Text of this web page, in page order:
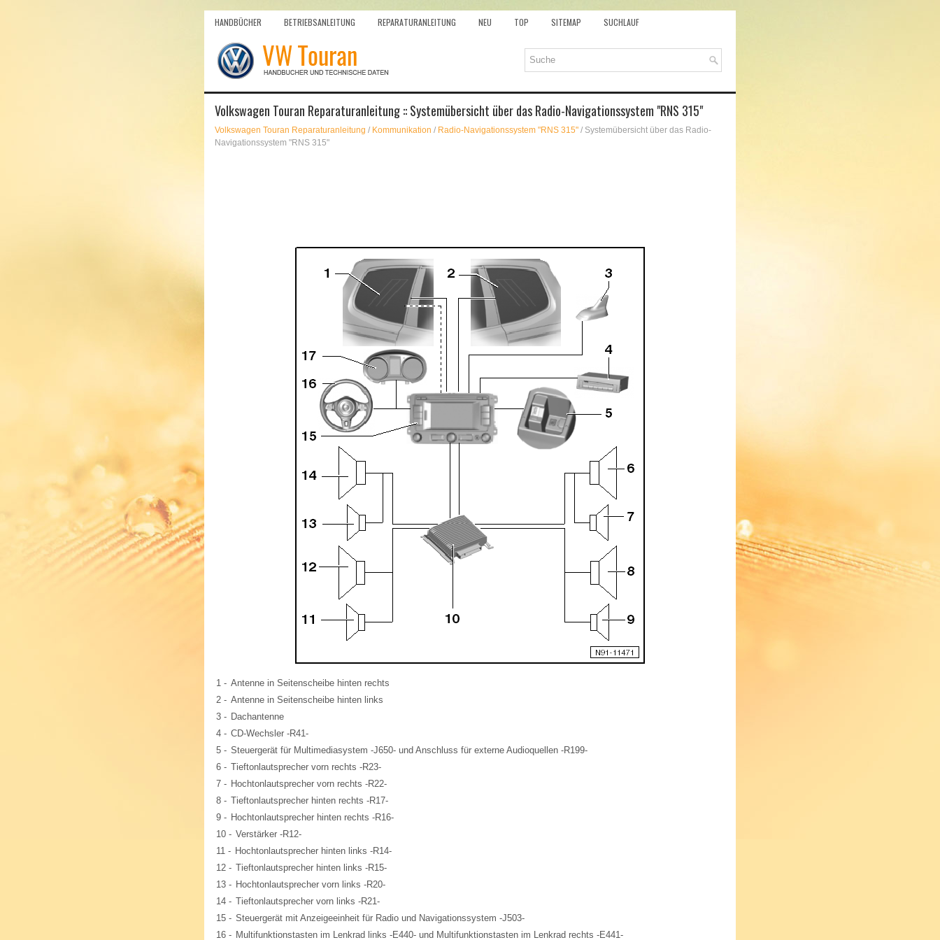
HANDBÜCHER BETRIEBSANLEITUNG REPARATURANLEITUNG NEU TOP SITEMAP SUCHLAUF
Volkswagen Touran Reparaturanleitung :: Systemübersicht über das Radio-Navigationssystem "RNS 315"
Volkswagen Touran Reparaturanleitung / Kommunikation / Radio-Navigationssystem "RNS 315" / Systemübersicht über das Radio-
Navigationssystem "RNS 315"
1 - Antenne in Seitenscheibe hinten rechts
2 - Antenne in Seitenscheibe hinten links
3 - Dachantenne
4 - CD-Wechsler -R41-
5 - Steuergerät für Multimediasystem -J650- und Anschluss für externe Audioquellen -R199-
6 - Tieftonlautsprecher vorn rechts -R23-
7 - Hochtonlautsprecher vorn rechts -R22-
8 - Tieftonlautsprecher hinten rechts -R17-
9 - Hochtonlautsprecher hinten rechts -R16-
10 - Verstärker -R12-
11 - Hochtonlautsprecher hinten links -R14-
12 - Tieftonlautsprecher hinten links -R15-
13 - Hochtonlautsprecher vorn links -R20-
14 - Tieftonlautsprecher vorn links -R21-
15 - Steuergerät mit Anzeigeeinheit für Radio und Navigationssystem -J503-
16 - Multifunktionstasten im Lenkrad links -E440- und Multifunktionstasten im Lenkrad rechts -E441-